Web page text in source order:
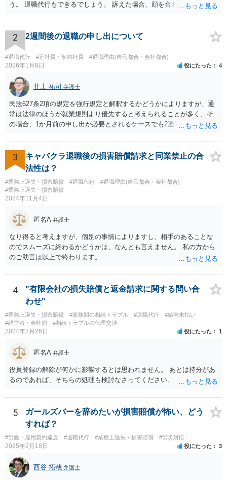
う。 退職代行もできるでしょう。 訴えた場合、顔を合わすことは、あ
れは 減じて来るでしょう。
2 2週間後の退職の申し出について
#退職代行 #正社員・契約社員 #退職理由(自己都合・会社都合)
2026年1月8日 役にたった 4
井上 祐司 弁護士
民法627条2項の規定を強行規定と解釈するかどうかによりますが、通
常は法律のほうが就業規則より優先すると考えられることが多く、そ
の場合、1か月前の申し出が必要とされるケースでも2週間前の退職予
申し出は世間のあらゆる業種で広く採用されたルールであり、それ自
体が不合理と判断されるようなものではないため、就業規則・退職金
規程において「正当な理由なく会社の承認を得ずに退職した場合や引
継ぎを行わずに退職した場合に退職金を減額ないし不支給とする」旨
の条項が設けられている場合、その制約を受けることは考えられま
す。
3
キャバクラ退職後の損害賠償請求と同業禁止の合
法性は？
#業務上過失・損害賠償 #退職代行
#退職理由(自己都合・会社都合)
#業務上過失・損害賠償
2024年11月4日
匿名A 弁護士
なり得ると考えますが、個別の事情によりますし、相手のあることな
のでスムーズに終わるかどうかは、なんとも言えません。 私の方から
のご助言は以上で終わります。
4
"有限会社の損失賠償と返金請求に関する問い合
わせ"
#業務上過失・損害賠償 #家族間の相続トラブル #退職代行
#給与未払い
#経営者・会社側
#相続トラブルの代理交渉
2024年2月26日 役にたった 1
匿名A 弁護士
役員登録の解除が何かに影響するとは思われません。 あとは持分があ
るのであれば、そちらの処理も検討なさってください。
5
ガールズバーを辞めたいが損害賠償が怖い、どう
すれば？
#労働・雇用契約違反 #退職代行 #業務上過失・損害賠償 #労災対応
2025年2月18日 役にたった 3
西谷 拓哉 弁護士